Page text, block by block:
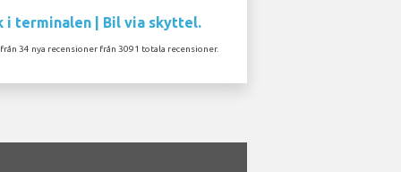
i terminalen | Bil via skyttel.
34 nya recensioner från 3091 totala recensioner.